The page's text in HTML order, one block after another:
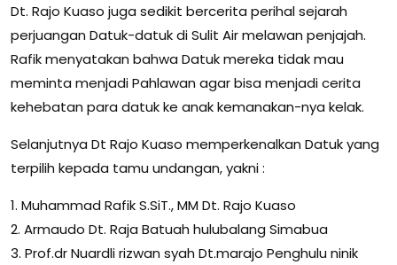
Dt. Rajo Kuaso juga sedikit bercerita perihal sejarah
perjuangan Datuk-datuk di Sulit Air melawan penjajah.
Rafik menyatakan bahwa Datuk mereka tidak mau
meminta menjadi Pahlawan agar bisa menjadi cerita
kehebatan para datuk ke anak kemanakan-nya kelak.
Selanjutnya Dt Rajo Kuaso memperkenalkan Datuk yang
terpilih kepada tamu undangan, yakni :
1. Muhammad Rafik S.SiT., MM Dt. Rajo Kuaso
2. Armaudo Dt. Raja Batuah hulubalang Simabua
3. Prof.dr Nuardli rizwan syah Dt.marajo Penghulu ninik